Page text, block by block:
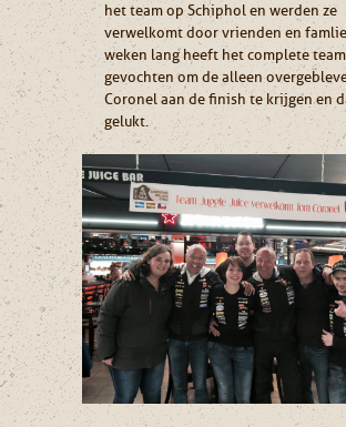
het team op Schiphol en werden ze
verwelkomt door vrienden en
weken lang heeft het complete team
gevochten om de alleen
Coronel aan de finish te krijgen en
gelukt.